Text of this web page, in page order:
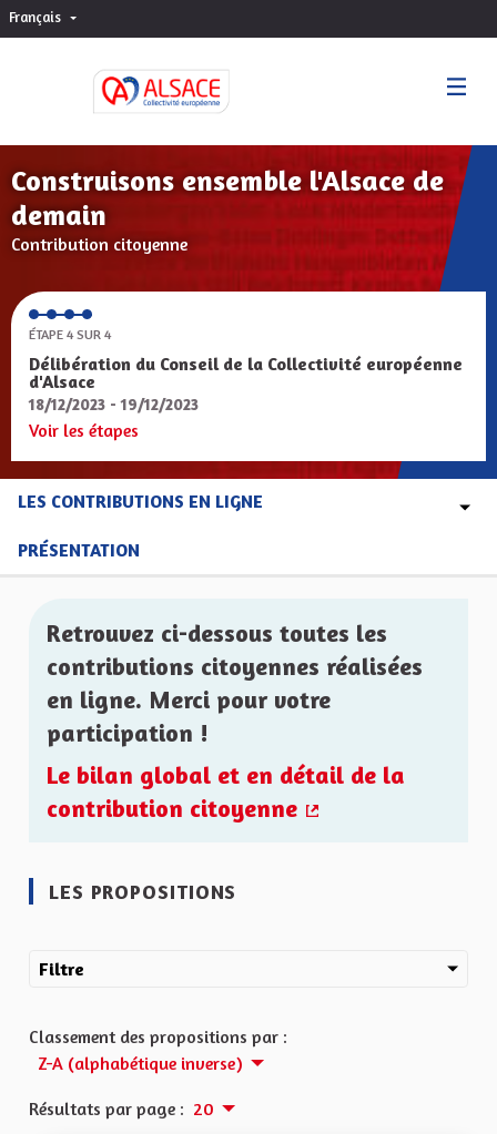
Français Choisir la langue
Construisons ensemble l'Alsace de
demain
Contribution citoyenne
ÉTAPE 4 SUR 4
Délibération du Conseil de la Collectivité européenne
d'Alsace
18/12/2023 - 19/12/2023
Voir les étapes
LES CONTRIBUTIONS EN LIGNE
PRÉSENTATION
Retrouvez ci-dessous toutes les
contributions citoyennes réalisées
en ligne. Merci pour votre
participation !
Le bilan global et en détail de la
contribution citoyenne
LES PROPOSITIONS
Filtre
Classement des propositions par :
Z-A (alphabétique inverse)
Résultats par page : 20